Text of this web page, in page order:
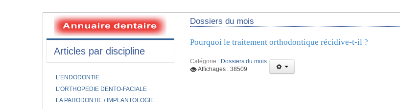
Dossiers du mois
Pourquoi le traitement orthodontique récidive-t-il ?
Catégorie : Dossiers du mois
Affichages : 38509
Articles par discipline
L'ENDODONTIE
L'ORTHOPEDIE DENTO-FACIALE
LA PARODONTIE / IMPLANTOLOGIE